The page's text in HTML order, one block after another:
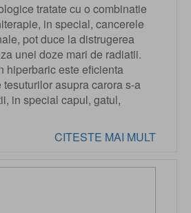
tratate cu o combinatie
in special, cancerele
pot duce la distrugerea
unei doze mari de radiatii.
hiperbaric este eficienta
asupra carora s-a
in special capul, gatul,
CITESTE MAI MULT